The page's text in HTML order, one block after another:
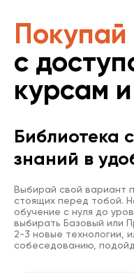
с
курсам
Библиотека
знаний в
Выбирай свой вариант
стоящих перед тобой.
обучение с нуля до
выбирать Базовый или
2-3 новые технологии,
собеседованию,